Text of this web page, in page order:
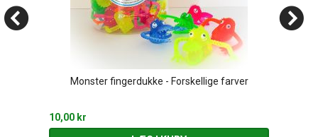
Monster fingerdukke - Forskellige farver
10,00 kr